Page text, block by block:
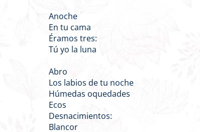
Anoche
En tu cama
Éramos tres:
Tú yo la luna
Abro
Los labios de tu noche
Húmedas oquedades
Ecos
Desnacimientos:
Blancor